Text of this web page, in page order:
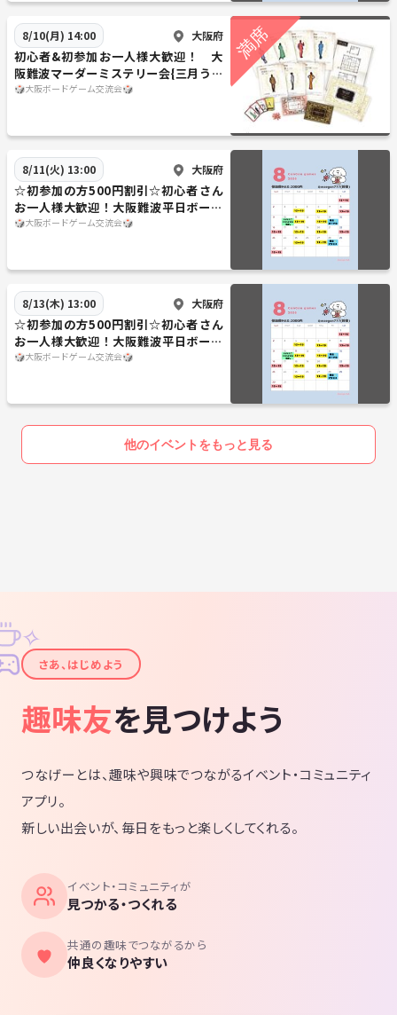
8/10(月) 14:00 大阪府
初心者&初参加お一人様大歓迎！ 大
阪難波マーダーミステリー会{三月うさ
ぎの鬼探し}
🎲大阪ボードゲーム交流会🎲
8/11(火) 13:00 大阪府
☆初参加の方500円割引☆初心者さん
お一人様大歓迎！大阪難波平日ボード
ゲーム会
🎲大阪ボードゲーム交流会🎲
8/13(木) 13:00 大阪府
☆初参加の方500円割引☆初心者さん
お一人様大歓迎！大阪難波平日ボード
ゲーム会
🎲大阪ボードゲーム交流会🎲
他のイベントをもっと見る
✦
✧
さあ、はじめよう
趣味友を見つけよう
つなげーとは、趣味や興味でつながるイベント・コミュニティ
アプリ。
新しい出会いが、毎日をもっと楽しくしてくれる。
イベント・コミュニティが
見つかる・つくれる
共通の趣味でつながるから
仲良くなりやすい